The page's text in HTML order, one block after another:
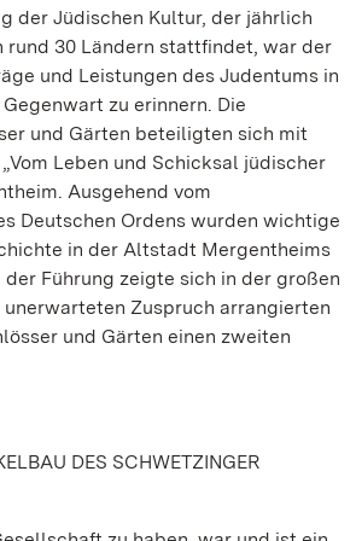
der Jüdischen Kultur, der jährlich
rund 30 Ländern stattfindet, war der
und Leistungen des Judentums in
zu erinnern. Die
und Gärten beteiligten sich mit
Leben und Schicksal jüdischer
Ausgehend vom
Deutschen Ordens wurden wichtige
in der Altstadt Mergentheims
Führung zeigte sich in der großen
unerwarteten Zuspruch arrangierten
und Gärten einen zweiten
DES SCHWETZINGER